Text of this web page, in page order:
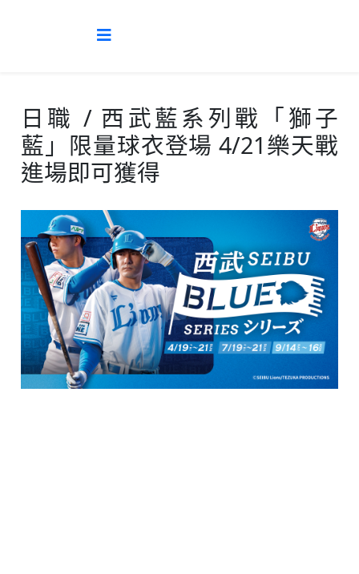
日職 / 西武藍系列戰「獅子
藍」限量球衣登場 4/21樂天戰
進場即可獲得